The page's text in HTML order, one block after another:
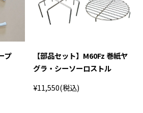
プ
【部品セット】M60Fz 巻紙ヤ
グラ・シーソーロストル
¥11,550(税込)